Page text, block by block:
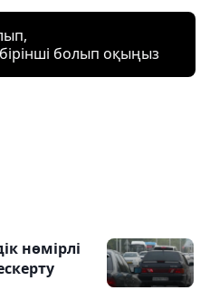
болып оқыңыз
нөмірлі